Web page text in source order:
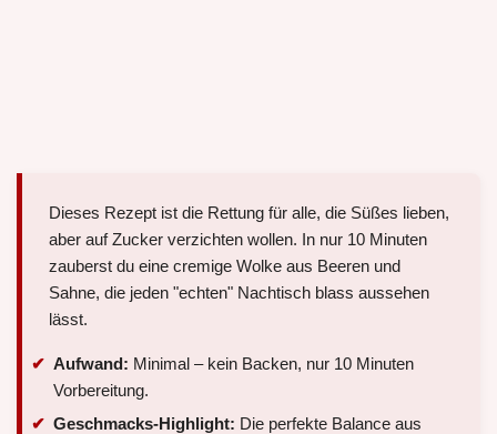
Dieses Rezept ist die Rettung für alle, die Süßes lieben,
aber auf Zucker verzichten wollen. In nur 10 Minuten
zauberst du eine cremige Wolke aus Beeren und
Sahne, die jeden "echten" Nachtisch blass aussehen
lässt.
Aufwand: Minimal – kein Backen, nur 10 Minuten
Vorbereitung.
Geschmacks-Highlight: Die perfekte Balance aus